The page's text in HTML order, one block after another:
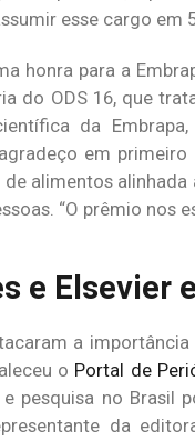
esse cargo em
honra para a
do ODS 16, que
da
em
alimentos
“O prêmio nos
e Elsevier
a
o Portal de
e pesquisa no
da